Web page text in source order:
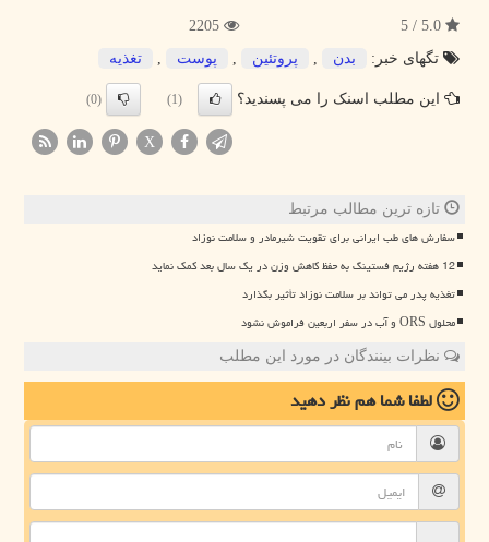
تگهای خبر:
بدن , پروتئین , پوست , تغذیه
این مطلب اسنک را می پسندید؟ (1)
(0)
X
تازه ترین مطالب مرتبط
سفارش های طب ایرانی برای تقویت شیرمادر و سلامت نوزاد
12 هفته رژیم فستینگ به حفظ کاهش وزن در یک سال بعد کمک نماید
تغذیه پدر می تواند بر سلامت نوزاد تأثیر بگذارد
محلول ORS و آب در سفر اربعین فراموش نشود
نظرات بینندگان در مورد این مطلب
لطفا شما همنظر دهید